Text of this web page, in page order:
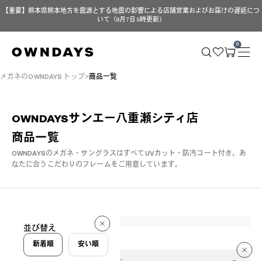
【重要】熊本県熊本地方を震源とする地震の影響による店舗営業およびお届けの遅延につ
いて（8月7日 9時更新）
0
メガネのOWNDAYS トップ 商品一覧
OWNDAYSサンエー八重瀬シティ店
商品一覧
OWNDAYSのメガネ・サングラスはすべてUVカット・防汚コート付き。 あ
なたに合うこだわりのフレームをご用意しています。
273 件
並び替え
新着順 安い順